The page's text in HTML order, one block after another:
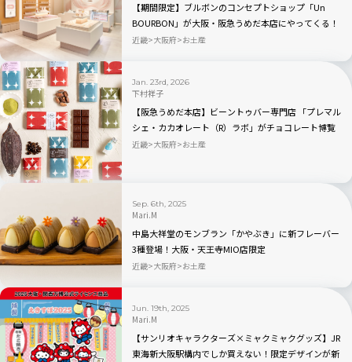
【期間限定】ブルボンのコンセプトショップ「Un
BOURBON」が大阪・阪急うめだ本店にやってくる！
近畿 大阪府 お土産
Jan. 23rd, 2026
下村祥子
【阪急うめだ本店】ビーントゥバー専門店 「プレマル
シェ・カカオレート（R）ラボ」がチョコレート博覧
会2026に初出店！新作も先行販売
近畿 大阪府 お土産
Sep. 6th, 2025
Mari.M
中島大祥堂のモンブラン「かやぶき」に新フレーバー
3種登場！大阪・天王寺MIO店限定
近畿 大阪府 お土産
Jun. 19th, 2025
Mari.M
【サンリオキャラクターズ×ミャクミャクグッズ】JR
東海新大阪駅構内でしか買えない！限定デザインが新